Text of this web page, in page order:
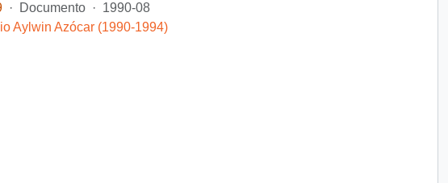
· Documento · 1990-08
Aylwin Azócar (1990-1994)